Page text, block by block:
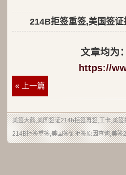
214B拒签重签,美国签
文章均为：
https://
« 上一篇
美签大鹤,美国签证214b拒签再签,工卡,美签
214B拒签重签,美国签证拒签原因查询,美签